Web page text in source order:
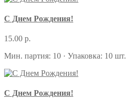
С Днем Рождения!
15.00 р.
Мин. партия: 10 · Упаковка: 10 шт.
С Днем Рождения!